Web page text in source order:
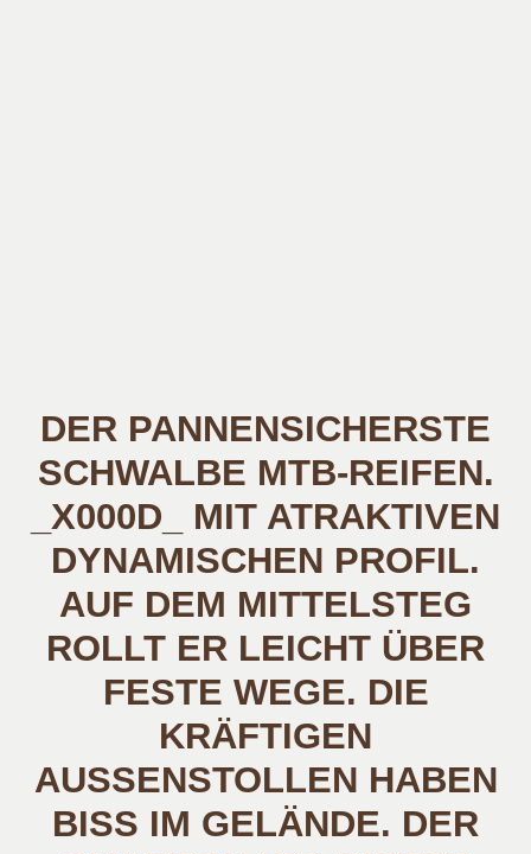
DER PANNENSICHERSTE
SCHWALBE MTB-REIFEN.
_X000D_ MIT ATRAKTIVEN
DYNAMISCHEN PROFIL.
AUF DEM MITTELSTEG
ROLLT ER LEICHT ÜBER
FESTE WEGE. DIE
KRÄFTIGEN
AUSSENSTOLLEN HABEN B
ISS IM GELÄNDE. DER S